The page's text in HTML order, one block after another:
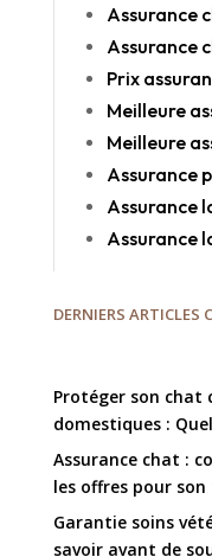
Assurance
Assurance
Prix
Meilleure
Meilleure
Assurance
Assurance
Assurance
DERNIERS ARTICLES
Protéger son chat
domestiques :
Assurance chat :
les offres pour son
Garantie soins
savoir avant de